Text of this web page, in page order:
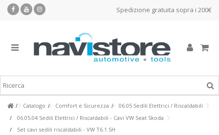
Spedizione gratuita sopra i 200€
Catalogo Comfort e Sicurezza
06.05 Sedili Elettrici / Riscaldabili
06.05.04 Sedili Elettrici / Riscaldabili - Cavi VW Seat Skoda
Set cavi sedili riscaldabili - VW T6.1 SH